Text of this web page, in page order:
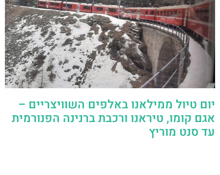
יום טיול ממילאנו באלפים השוויצריים –
אגם קומו, טיראנו ורכבת ברנינה הפנורמית
עד סנט מוריץ